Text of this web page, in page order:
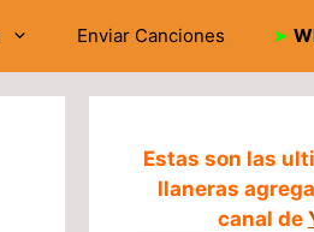
Enviar Canciones ➤
Estas son las
llaneras
canal de